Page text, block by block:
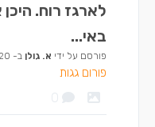
לארגז רוח.
באי...
פורסם על ידי א. גולן ב-
פורום גגות
0